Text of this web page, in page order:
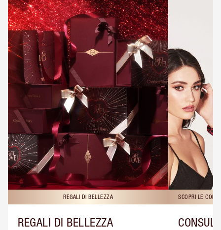
REGALI DI BELLEZZA
REGALI DI BELLEZZA
SCOPRI LE